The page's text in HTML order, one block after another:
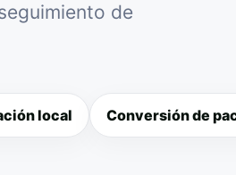
de
local Conversión de